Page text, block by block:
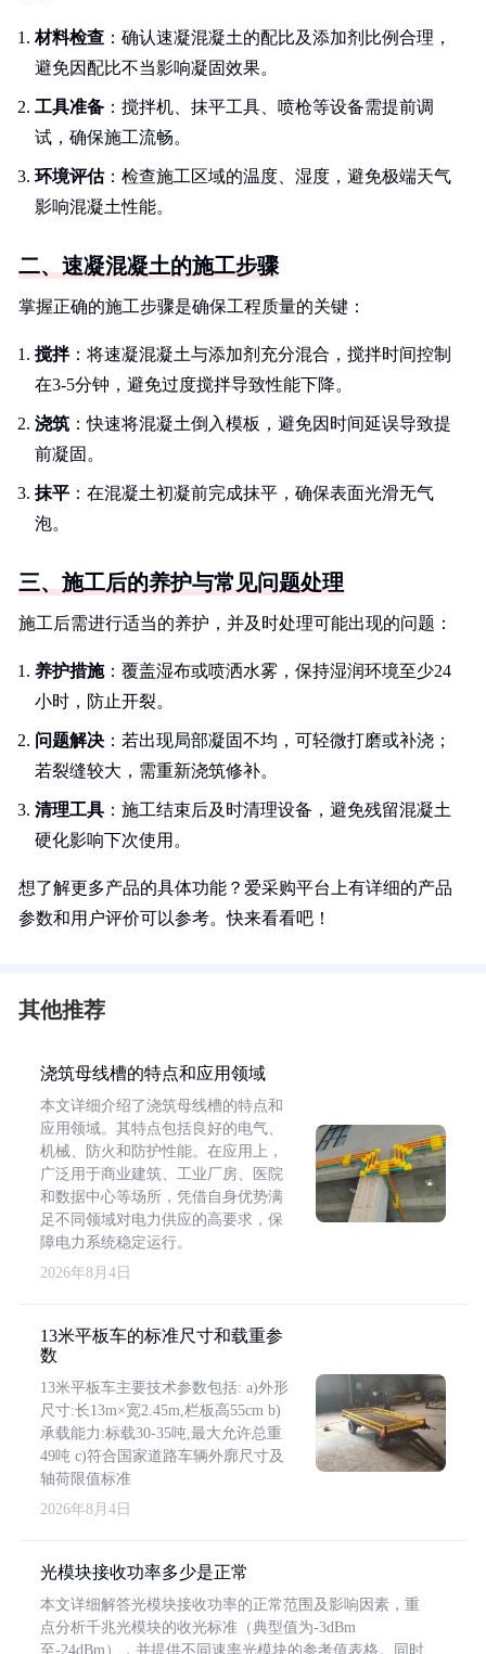
材料检查 ：确认速凝混凝土的配比及添加剂比例合理，
避免因配比不当影响凝固效果。
工具准备 ：搅拌机、抹平工具、喷枪等设备需提前调
试，确保施工流畅。
环境评估：检查施工区域的温度、湿度，避免极端天气
影响混凝土性能。
二、速凝混凝土的施工步骤
掌握正确的施工步骤是确保工程质量的关键：
搅拌：将速凝混凝土与添加剂充分混合，搅拌时间控制
在3-5分钟，避免过度搅拌导致性能下降。
浇筑 ：快速将混凝土倒入模板，避免因时间延误导致提
前凝固。
抹平 ：在混凝土初凝前完成抹平，确保表面光滑无气
泡。
三、施工后的养护与常见问题处理
施工后需进行适当的养护，并及时处理可能出现的问题：
养护措施：覆盖湿布或喷洒水雾，保持湿润环境至少24
小时，防止开裂。
问题解决 ：若出现局部凝固不均，可轻微打磨或补浇；
若裂缝较大，需重新浇筑修补。
清理工具 ：施工结束后及时清理设备，避免残留混凝土
硬化影响下次使用。
想了解更多产品的具体功能？爱采购平台上有详细的产品
参数和用户评价可以参考。快来看看吧！
其他推荐
浇筑母线槽的特点和应用领域
本文详细介绍了浇筑母线槽的特点和
应用领域。其特点包括良好的电气、
机械、防火和防护性能。在应用上，
广泛用于商业建筑、工业厂房、医院
和数据中心等场所，凭借自身优势满
足不同领域对电力供应的高要求，保
障电力系统稳定运行。
2026年8月4日
13米平板车的标准尺寸和载重参
数
13米平板车主要技术参数包括: a)外形
尺寸:长13m×宽2.45m,栏板高55cm b)
承载能力:标载30-35吨,最大允许总重
49吨 c)符合国家道路车辆外廓尺寸及
轴荷限值标准
2026年8月4日
光模块接收功率多少是正常
本文详细解答光模块接收功率的正常范围及影响因素，重
点分析千兆光模块的收光标准（典型值为-3dBm
至-24dBm），并提供不同速率光模块的参考值表格。同时